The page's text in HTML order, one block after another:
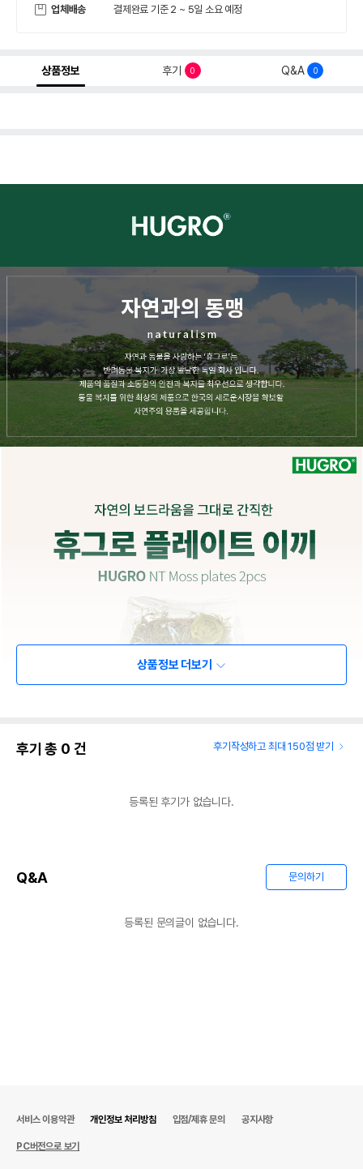
업체배송 결제완료 기준 2 ~ 5일 소요 예정
상품정보 후기 0 Q&A 0
상품정보 더보기
후기 총 0 건 후기작성하고 최대 150점 받기
등록된 후기가 없습니다.
Q&A 문의하기
등록된 문의글이 없습니다.
서비스 이용약관 개인정보 처리방침 입점/제휴 문의 공지사항
PC버전으로 보기